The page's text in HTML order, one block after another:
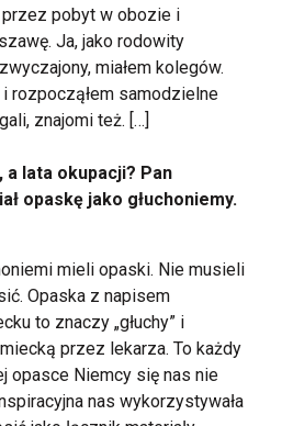
przez pobyt w obozie i
Ja, jako rodowity
miałem kolegów.
rozpocząłem samodzielne
znajomi też. […]
a lata okupacji? Pan
opaskę jako głuchoniemy.
mieli opaski. Nie musieli
Opaska z napisem
to znaczy „głuchy” i
przez lekarza. To każdy
opasce Niemcy się nas nie
nas wykorzystywała